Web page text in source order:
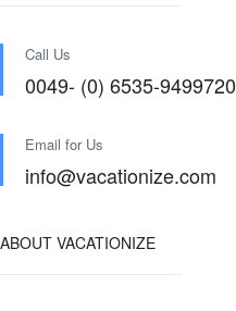
Call Us
0049- (0) 6535-9499720
Email for Us
info@vacationize.com
ABOUT VACATIONIZE